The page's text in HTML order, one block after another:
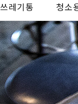
쓰레기통 청소